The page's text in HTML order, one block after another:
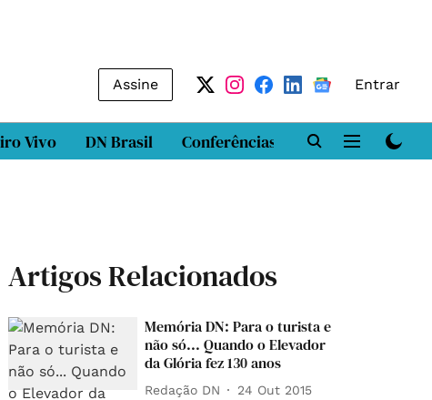
Assine Entrar
Vivo DN Brasil Conferências DN LAB
Artigos Relacionados
Memória DN: Para o turista e
não só... Quando o Elevador
da Glória fez 130 anos
Redação DN 24 Out 2015